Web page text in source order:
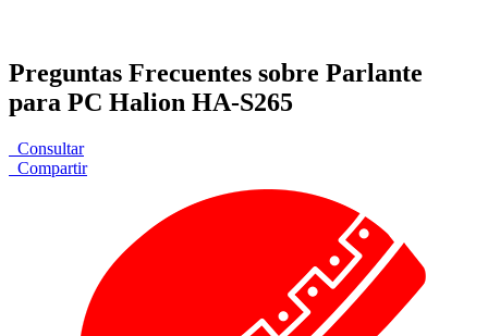
Preguntas Frecuentes sobre Parlante
para PC Halion HA-S265
Consultar
Compartir